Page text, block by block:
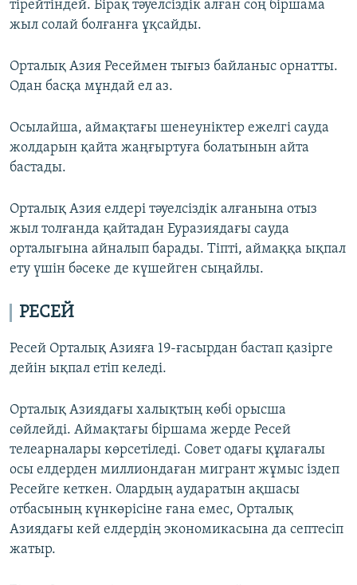
тірейтіндей. Бірақ тәуелсіздік алған соң біршама
жыл солай болғанға ұқсайды.
Орталық Азия Ресеймен тығыз байланыс орнатты.
Одан басқа мұндай ел аз.
Осылайша, аймақтағы шенеуніктер ежелгі сауда
жолдарын қайта жаңғыртуға болатынын айта
бастады.
Орталық Азия елдері тәуелсіздік алғанына отыз
жыл толғанда қайтадан Еуразиядағы сауда
орталығына айналып барады. Тіпті, аймаққа ықпал
ету үшін бәсеке де күшейген сыңайлы.
РЕСЕЙ
Ресей Орталық Азияға 19-ғасырдан бастап қазірге
дейін ықпал етіп келеді.
Орталық Азиядағы халықтың көбі орысша
сөйлейді. Аймақтағы біршама жерде Ресей
телеарналары көрсетіледі. Совет одағы құлағалы
осы елдерден миллиондаған мигрант жұмыс іздеп
Ресейге кеткен. Олардың аударатын ақшасы
отбасының күнкөрісіне ғана емес, Орталық
Азиядағы кей елдердің экономикасына да септесіп
жатыр.